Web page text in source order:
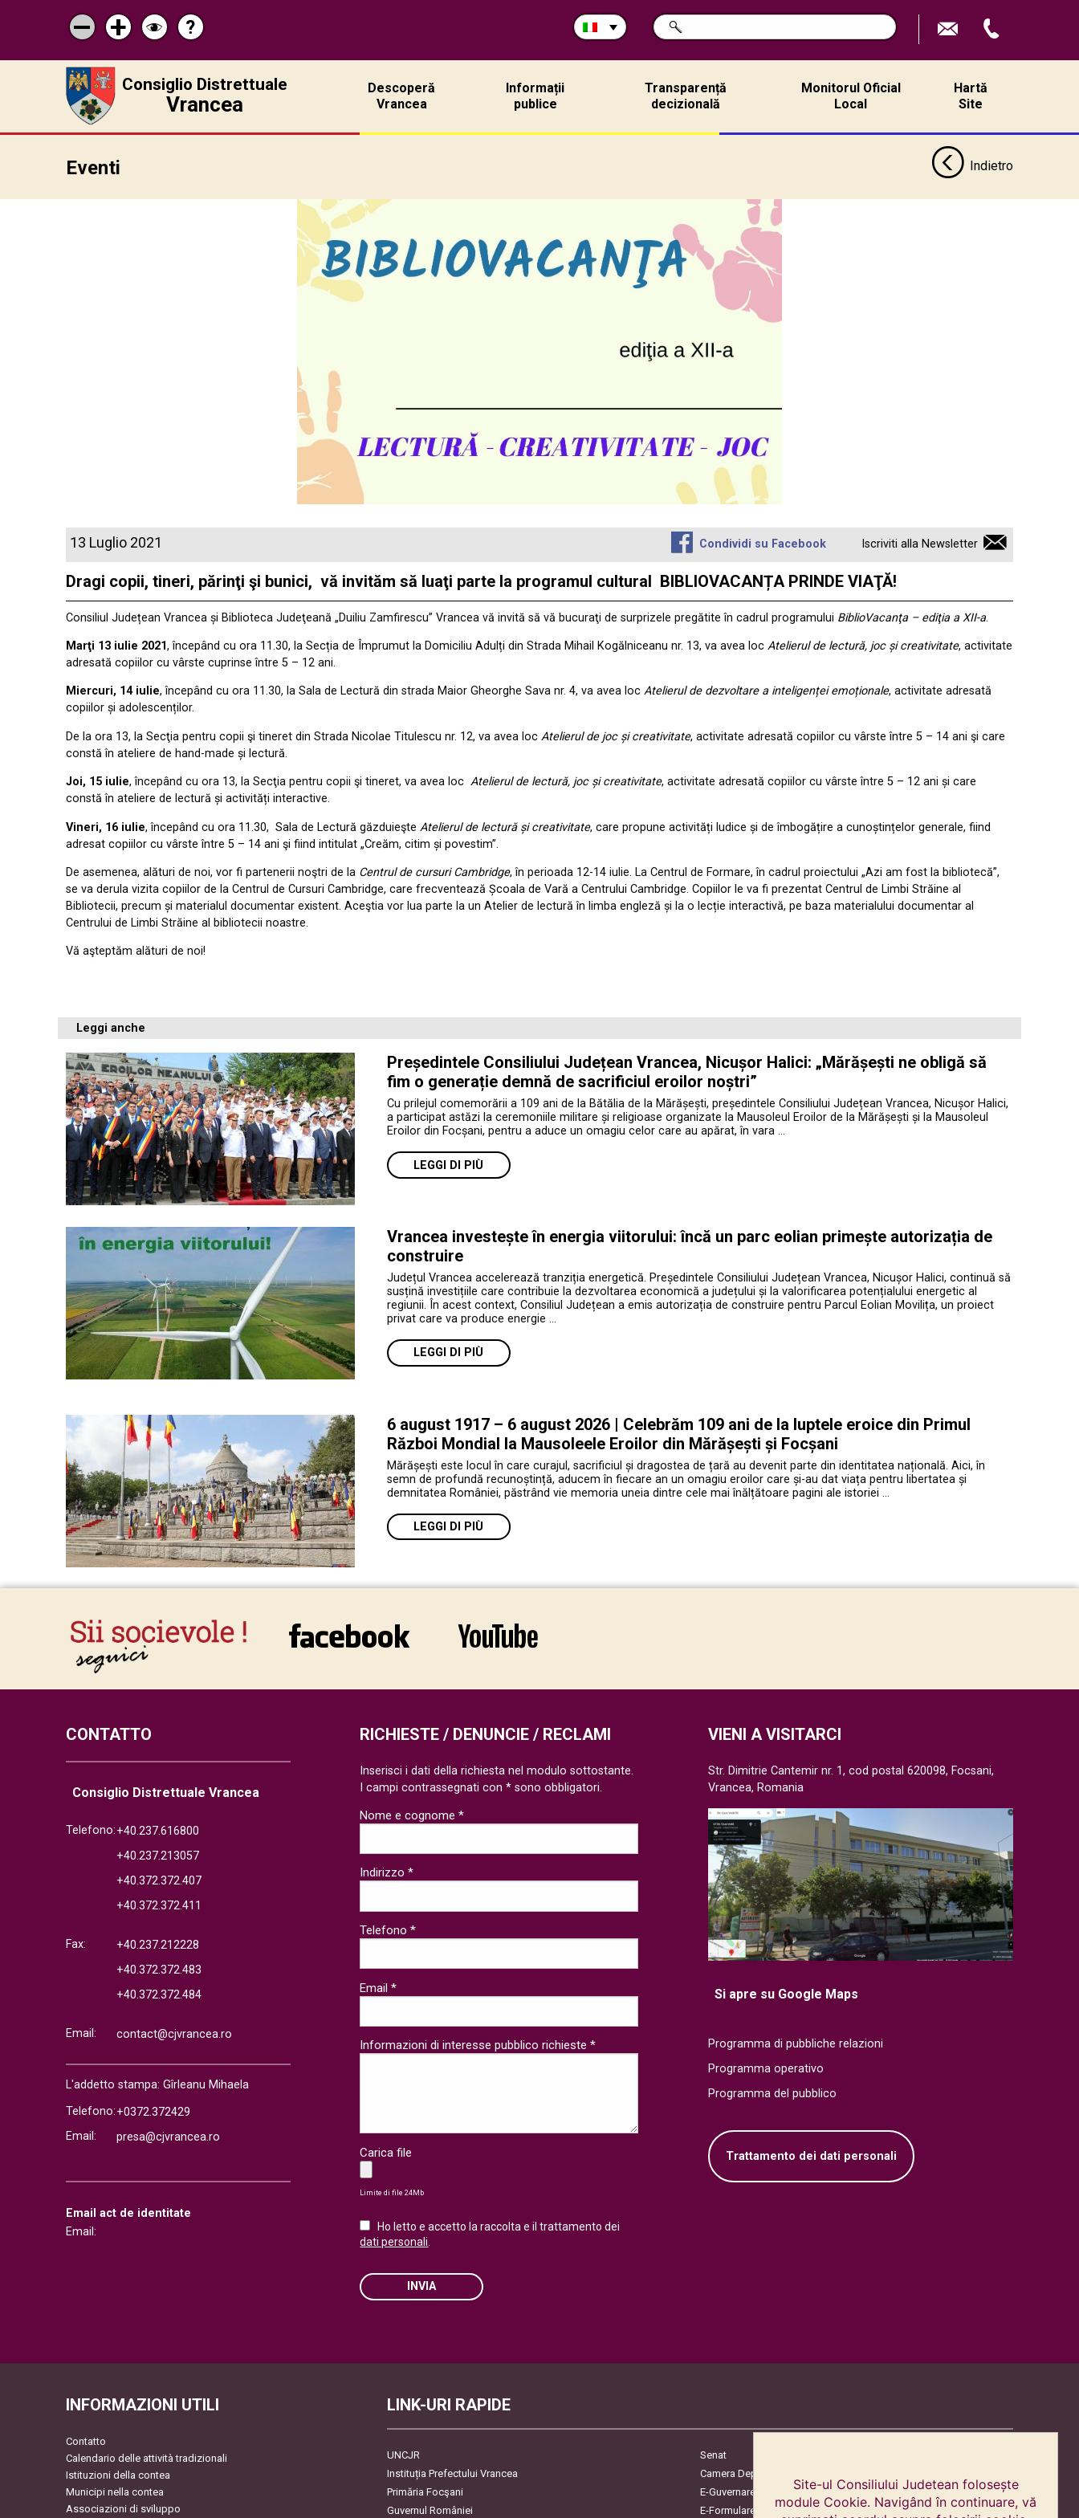
Micșorează
scrisul
Mărește
scrisul
Schimbă
contrastul
Pagina
de
ajutor
?
Cerca
nel
RICERCA
Consiglio Distrettuale
Vrancea
Descoperă
Vrancea
Informații
publice
Transparență
decizională
Monitorul Oficial
Local
Hartă
Site
Eventi Indietro
13 Luglio 2021 Condividi su Facebook Iscriviti alla Newsletter
Dragi copii, tineri, părinţi şi bunici, vă invităm să luaţi parte la programul cultural BIBLIOVACANȚA PRINDE VIAŢĂ!
Consiliul Județean Vrancea și Biblioteca Judeţeană „Duiliu Zamfirescu” Vrancea vă invită să vă bucuraţi de surprizele pregătite în cadrul programului BiblioVacanţa – ediţia a XII-a.
Marţi 13 iulie 2021, începând cu ora 11.30, la Secția de Împrumut la Domiciliu Adulți din Strada Mihail Kogălniceanu nr. 13, va avea loc Atelierul de lectură, joc și creativitate, activitate
adresată copiilor cu vârste cuprinse între 5 – 12 ani.
Miercuri, 14 iulie, începând cu ora 11.30, la Sala de Lectură din strada Maior Gheorghe Sava nr. 4, va avea loc Atelierul de dezvoltare a inteligenței emoționale, activitate adresată
copiilor și adolescenților.
De la ora 13, la Secţia pentru copii şi tineret din Strada Nicolae Titulescu nr. 12, va avea loc Atelierul de joc și creativitate, activitate adresată copiilor cu vârste între 5 – 14 ani şi care
constă în ateliere de hand-made și lectură.
Joi, 15 iulie, începând cu ora 13, la Secţia pentru copii şi tineret, va avea loc Atelierul de lectură, joc și creativitate, activitate adresată copiilor cu vârste între 5 – 12 ani și care
constă în ateliere de lectură și activități interactive.
Vineri, 16 iulie, începând cu ora 11.30, Sala de Lectură găzduieşte Atelierul de lectură și creativitate, care propune activități ludice și de îmbogățire a cunoștințelor generale, fiind
adresat copiilor cu vârste între 5 – 14 ani şi fiind intitulat „Creăm, citim și povestim”.
De asemenea, alături de noi, vor fi partenerii noştri de la Centrul de cursuri Cambridge, în perioada 12-14 iulie. La Centrul de Formare, în cadrul proiectului „Azi am fost la bibliotecă”,
se va derula vizita copiilor de la Centrul de Cursuri Cambridge, care frecventează Școala de Vară a Centrului Cambridge. Copiilor le va fi prezentat Centrul de Limbi Străine al
Bibliotecii, precum și materialul documentar existent. Aceştia vor lua parte la un Atelier de lectură în limba engleză și la o lecție interactivă, pe baza materialului documentar al
Centrului de Limbi Străine al bibliotecii noastre.
Vă aşteptăm alături de noi!
Leggi anche
Președintele Consiliului Județean Vrancea, Nicușor Halici: „Mărășești ne obligă să
fim o generație demnă de sacrificiul eroilor noștri”
Cu prilejul comemorării a 109 ani de la Bătălia de la Mărășești, președintele Consiliului Județean Vrancea, Nicușor Halici,
a participat astăzi la ceremoniile militare și religioase organizate la Mausoleul Eroilor de la Mărășești și la Mausoleul
Eroilor din Focșani, pentru a aduce un omagiu celor care au apărat, în vara …
LEGGI DI PIÙ
Vrancea investește în energia viitorului: încă un parc eolian primește autorizația de
construire
Județul Vrancea accelerează tranziția energetică. Președintele Consiliului Județean Vrancea, Nicușor Halici, continuă să
susțină investițiile care contribuie la dezvoltarea economică a județului și la valorificarea potențialului energetic al
regiunii. În acest context, Consiliul Județean a emis autorizația de construire pentru Parcul Eolian Movilița, un proiect
privat care va produce energie …
LEGGI DI PIÙ
6 august 1917 – 6 august 2026 | Celebrăm 109 ani de la luptele eroice din Primul
Război Mondial la Mausoleele Eroilor din Mărășești și Focșani
Mărășești este locul în care curajul, sacrificiul și dragostea de țară au devenit parte din identitatea națională. Aici, în
semn de profundă recunoștință, aducem în fiecare an un omagiu eroilor care și-au dat viața pentru libertatea și
demnitatea României, păstrând vie memoria uneia dintre cele mai înălțătoare pagini ale istoriei …
LEGGI DI PIÙ
CONTATTO
Consiglio Distrettuale Vrancea
Telefono:+40.237.616800
+40.237.213057
+40.372.372.407
+40.372.372.411
Fax:
+40.237.212228
+40.372.372.483
+40.372.372.484
Email: contact@cjvrancea.ro
L'addetto stampa: Gîrleanu Mihaela
Telefono:+0372.372429
Email:
presa@cjvrancea.ro
Email act de identitate
Email:
VIENI A VISITARCI
Str. Dimitrie Cantemir nr. 1, cod postal 620098, Focsani,
Vrancea, Romania
Si apre su Google Maps
Programma di pubbliche relazioni
Programma operativo
Programma del pubblico
Trattamento dei dati personali
RICHIESTE / DENUNCIE / RECLAMI
Inserisci i dati della richiesta nel modulo sottostante.
I campi contrassegnati con * sono obbligatori.
Nome e cognome *
Indirizzo *
Telefono *
Email *
Informazioni di interesse pubblico richieste *
Carica file
Limite di file 24Mb
Ho letto e accetto la raccolta e il trattamento dei
dati personali
INVIA
INFORMAZIONI UTILI
Contatto
Calendario delle attività tradizionali
Istituzioni della contea
Municipi nella contea
Associazioni di sviluppo
LINK-URI RAPIDE
UNCJR
Senat
Instituția Prefectului Vrancea
Camera Deputaților
Primăria Focşani
E-Guvernare
Guvernul României
E-Formulare
Site-ul Consiliului Judetean folosește
module Cookie. Navigând în continuare, vă